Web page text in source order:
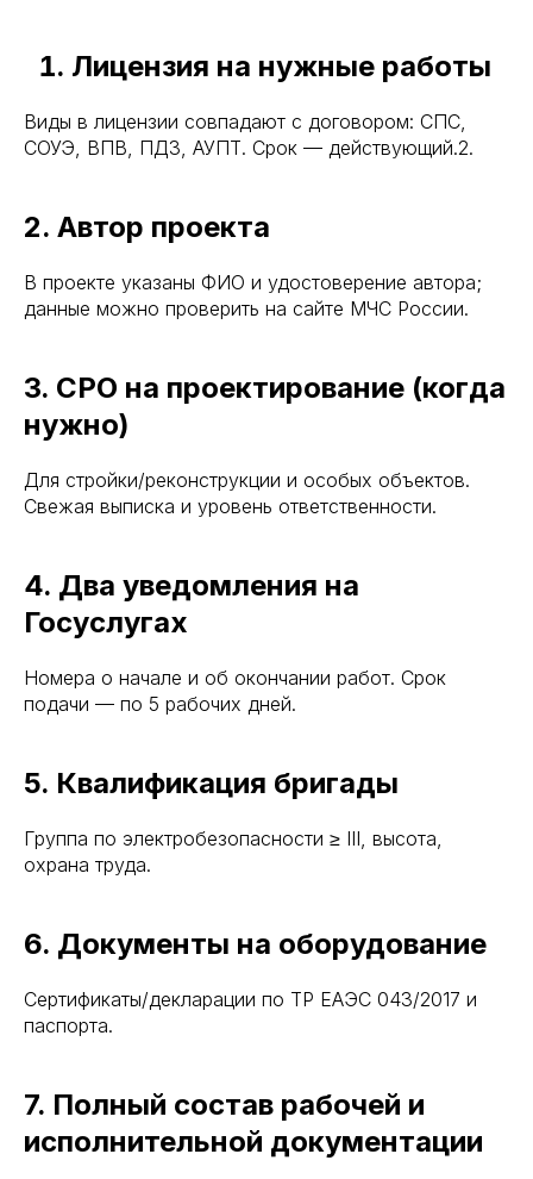
Лицензия на нужные работы
Виды в лицензии совпадают с договором: СПС,
СОУЭ, ВПВ, ПДЗ, АУПТ. Срок — действующий.2.
2. Автор проекта
В проекте указаны ФИО и удостоверение автора;
данные можно проверить на сайте МЧС России.
3. СРО на проектирование (когда
нужно)
Для стройки/реконструкции и особых объектов.
Свежая выписка и уровень ответственности.
4. Два уведомления на
Госуслугах
Номера о начале и об окончании работ. Срок
подачи — по 5 рабочих дней.
5. Квалификация бригады
Группа по электробезопасности ≥ III, высота,
охрана труда.
6. Документы на оборудование
Сертификаты/декларации по ТР ЕАЭС 043/2017 и
паспорта.
7. Полный состав рабочей и
исполнительной документации